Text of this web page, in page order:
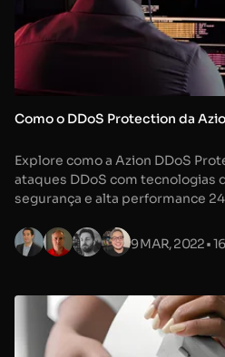
Como o DDoS Protection da
Explore como a Azion DDoS
ataques DDoS com tecnologias
segurança e alta performance
9 MAR, 2022•